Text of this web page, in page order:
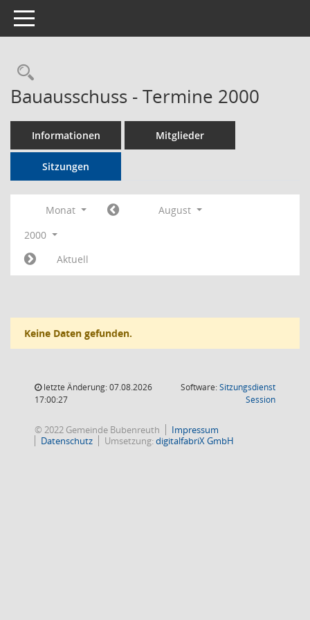
Toggle navigation
Rechercheauswahl
Bauausschuss - Termine 2000
Informationen Mitglieder
Sitzungen
Monat
August
2000
Aktuell
Keine Daten gefunden.
letzte Änderung: 07.08.2026
17:00:27
Software:Sitzungsdienst
Session(Wird in
© 2022 Gemeinde Bubenreuth
Impressum
Datenschutz
Umsetzung:digitalfabriX GmbH